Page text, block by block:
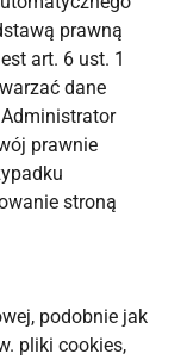
prawną
art. 6 ust. 1
dane
prawnie
stroną
podobnie jak
pliki cookies,